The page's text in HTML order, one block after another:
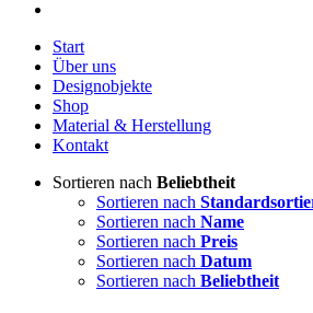
Start
Über uns
Designobjekte
Shop
Material & Herstellung
Kontakt
Sortieren nach Beliebtheit
Sortieren nach
Sortieren nach Name
Sortieren nach Preis
Sortieren nach Datum
Sortieren nach Beliebtheit